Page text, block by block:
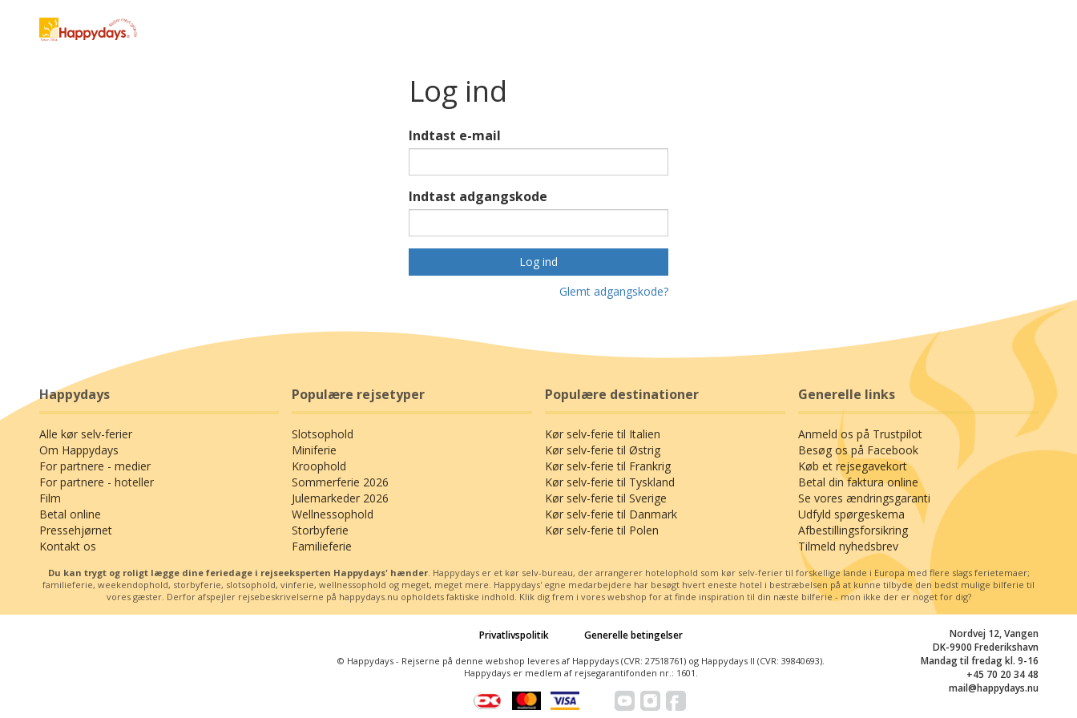
Log ind
Indtast e-mail
Indtast adgangskode
Log ind
Glemt adgangskode?
Happydays
Alle kør selv-ferier
Om Happydays
For partnere - medier
For partnere - hoteller
Film
Betal online
Pressehjørnet
Kontakt os
Populære rejsetyper
Slotsophold
Miniferie
Kroophold
Sommerferie 2026
Julemarkeder 2026
Wellnessophold
Storbyferie
Familieferie
Populære destinationer
Kør selv-ferie til Italien
Kør selv-ferie til Østrig
Kør selv-ferie til Frankrig
Kør selv-ferie til Tyskland
Kør selv-ferie til Sverige
Kør selv-ferie til Danmark
Kør selv-ferie til Polen
Generelle links
Anmeld os på Trustpilot
Besøg os på Facebook
Køb et rejsegavekort
Betal din faktura online
Se vores ændringsgaranti
Udfyld spørgeskema
Afbestillingsforsikring
Tilmeld nyhedsbrev
Du kan trygt og roligt lægge dine feriedage i rejseeksperten Happydays' hænder. Happydays er et kør selv-bureau, der arrangerer hotelophold som kør selv-ferier til forskellige lande i Europa med flere slags ferietemaer;
familieferie, weekendophold, storbyferie, slotsophold, vinferie, wellnessophold og meget, meget mere. Happydays' egne medarbejdere har besøgt hvert eneste hotel i bestræbelsen på at kunne tilbyde den bedst mulige bilferie til
vores gæster. Derfor afspejler rejsebeskrivelserne på happydays.nu opholdets faktiske indhold. Klik dig frem i vores webshop for at finde inspiration til din næste bilferie - mon ikke der er noget for dig?
Nordvej 12, Vangen
DK-9900 Frederikshavn
Mandag til fredag kl. 9-16
+45 70 20 34 48
mail@happydays.nu
Privatlivspolitik Generelle betingelser
© Happydays - Rejserne på denne webshop leveres af Happydays (CVR: 27518761) og Happydays II (CVR: 39840693).
Happydays er medlem af rejsegarantifonden nr.: 1601.